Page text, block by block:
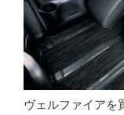
ヴェルファイアを